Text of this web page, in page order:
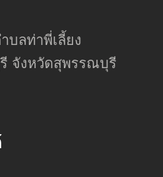
บลท่าพี่เลี้ยง
จังหวัดสุพรรณบุรี